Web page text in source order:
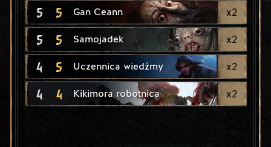
5 5 Gan Ceann x2
5 5 Samojadek x2
4 5 Uczennica wiedźmy x2
4 4 Kikimora robotnica x2